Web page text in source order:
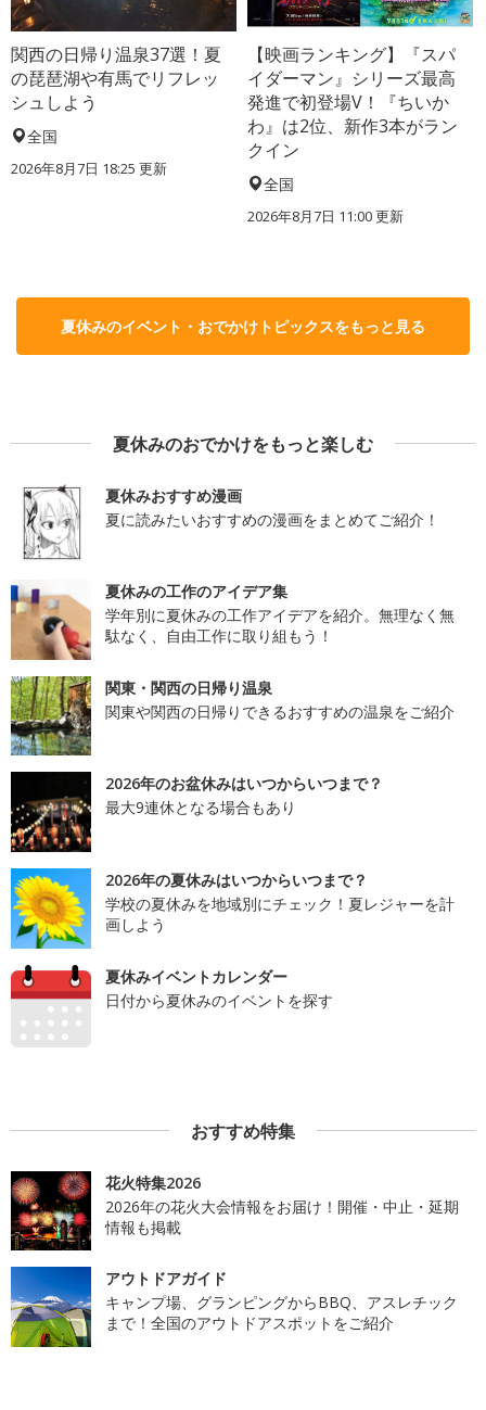
関西の日帰り温泉37選！夏
の琵琶湖や有馬でリフレッ
シュしよう
全国
2026年8月7日 18:25 更新
【映画ランキング】『スパ
イダーマン』シリーズ最高
発進で初登場V！『ちいか
わ』は2位、新作3本がラン
クイン
全国
2026年8月7日 11:00更新
夏休みのイベント・おでかけトピックスをもっと見る
夏休みのおでかけをもっと楽しむ
夏休みおすすめ漫画
夏に読みたいおすすめの漫画をまとめてご紹介！
夏休みの工作のアイデア集
学年別に夏休みの工作アイデアを紹介。無理なく無
駄なく、自由工作に取り組もう！
関東・関西の日帰り温泉
関東や関西の日帰りできるおすすめの温泉をご紹介
2026年のお盆休みはいつからいつまで？
最大9連休となる場合もあり
2026年の夏休みはいつからいつまで？
学校の夏休みを地域別にチェック！夏レジャーを計
画しよう
夏休みイベントカレンダー
日付から夏休みのイベントを探す
おすすめ特集
花火特集2026
2026年の花火大会情報をお届け！開催・中止・延期
情報も掲載
アウトドアガイド
キャンプ場、グランピングからBBQ、アスレチック
まで！全国のアウトドアスポットをご紹介